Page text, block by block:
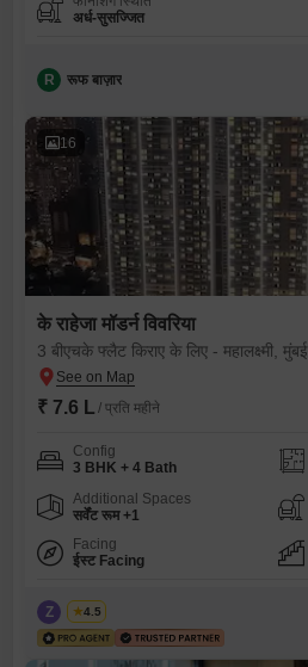
अर्ध-सुसज्जित
R रूफ बाज़ार
16
के राहेजा मॉडर्न विवरिया
3 बीएचके फ्लैट किराए के लिए - महालक्ष्मी, मुंबई
₹ 7.6 L / प्रति महीने
Config
3 BHK + 4 Bath
Additional Spaces
सर्वेंट रूम +1
Facing
ईस्ट Facing
Z Zeltro
4.5